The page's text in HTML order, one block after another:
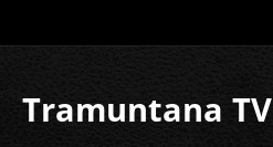
Tramuntana TV